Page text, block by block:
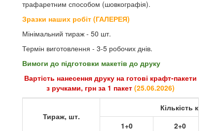
трафаретним способом (шовкографія).
Зразки наших робіт (ГАЛЕРЕЯ)
Мінімальний тираж - 50 шт.
Термін виготовлення - 3-5 робочих днів.
Вимоги до підготовки макетів до друку
Вартість нанесення друку на готові крафт-пакети
з ручками, грн за 1 пакет (25.06.2026)
Тираж, шт.
Кількість
1+0
2+0